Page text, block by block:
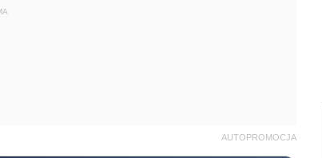
AUTOPROMOCJA